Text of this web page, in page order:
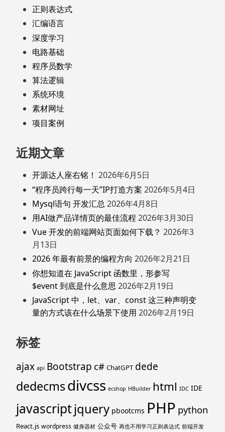
正则表达式
汇编语言
深度学习
电路基础
程序员数学
算法逻辑
系统环境
素材网址
项目案例
近期文章
开源达人座右铭！ 2026年6月5日
“程序员跨行每一天”IP打造方案 2026年5月4日
Mysql语句 开发汇总 2026年4月8日
用AI做产品详情页的最佳流程 2026年3月30日
Vue 开发的前端网站页面如何下载？ 2026年3
月13日
2026 年最有前景的编程方向 2026年2月21日
你想知道在 JavaScript 函数里，形参写
$event 到底是什么意思 2026年2月19日
JavaScript 中，let、var、const 这三种声明变
量的方式该在什么场景下使用 2026年2月19日
标签
ajax api Bootstrap c# ChatGPT dede
dedecmsdivcss ecshop HBuilder html IDC IDE
javascriptjquery pbootcms PHP python
React.js wordpress 健身器材 公众号 再也不用学习正则表达式 前端开发